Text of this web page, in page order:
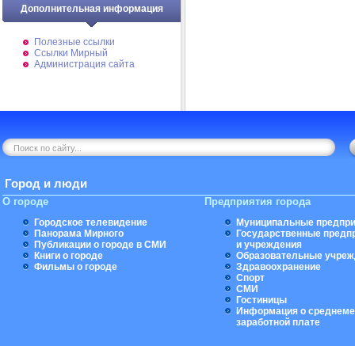
Дополнительная информация
Полезные ссылки
Ссылки Мирный
Администрация сайта
Город и люди
О городе
Городское телевидение
Панорама Мирного
Публикации о городе в СМИ
Книги о городе
Фильмы о городе
Предприятия города
Муниципальные
Государственные
и учреждения
Образовательные
Здравоохранение
Спорт
СМИ
Гостиницы
Информация о
заработной плате